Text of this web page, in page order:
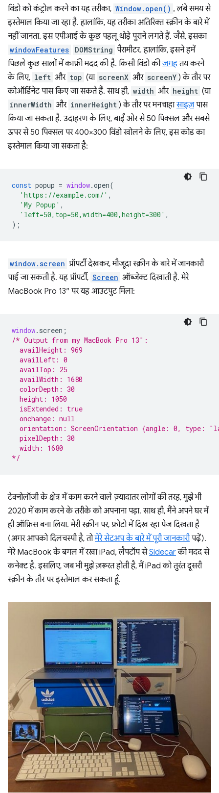
विंडो को कंट्रोल करने का यह तरीका, Window.open() , लंबे समय से
इस्तेमाल किया जा रहा है. हालांकि, यह तरीका अतिरिक्त स्क्रीन के बारे में
नहीं जानता. इस एपीआई के कुछ पहलू थोड़े पुराने लगते हैं. जैसे, इसका
windowFeatures DOMString पैरामीटर. हालांकि, इसने हमें
पिछले कुछ सालों में काफ़ी मदद की है. किसी विंडो कीजगहतय करने
के लिए, left और top (या screenX और screenY ) के तौर पर
कोऑर्डिनेट पास किए जा सकते हैं. साथ ही, width और height (या
innerWidth और innerHeight ) के तौर पर मनचाहासाइज़पास
किया जा सकता है. उदाहरण के लिए, बाईं ओर से 50 पिक्सल और सबसे
ऊपर से 50 पिक्सल पर 400×300 विंडो खोलने के लिए, इस कोड का
इस्तेमाल किया जा सकता है:
const popup = window.open(
'https://example.com/' ,
'My Popup' ,
'left=50,top=50,width=400,height=300' ,
);
window.screen प्रॉपर्टी देखकर, मौजूदा स्क्रीन के बारे में जानकारी
पाई जा सकती है. यह प्रॉपर्टी, Screen ऑब्जेक्ट दिखाती है. मेरे
MacBook Pro 13″ पर यह आउटपुट मिला:
window. screen ;
/* Output from my MacBook Pro 13″:
  availHeight: 969
  availLeft: 0
  availTop: 25
  availWidth: 1680
  colorDepth: 30
  height: 1050
  isExtended: true
  onchange: null
orientation: ScreenOrientation {angle: 0, type:
  pixelDepth: 30
  width: 1680
*/
टेक्नोलॉजी के क्षेत्र में काम करने वाले ज़्यादातर लोगों की तरह, मुझे भी
2020 में काम करने के तरीके को अपनाना पड़ा. साथ ही, मैंने अपने घर में
ही ऑफ़िस बना लिया. मेरी स्क्रीन पर, फ़ोटो में दिख रहा पेज दिखता है
(अगर आपको दिलचस्पी है, तोमेरे सेटअप के बारे में पूरी जानकारीपढ़ें).
मेरे MacBook के बगल में रखा iPad, लैपटॉप सेSidecarकी मदद से
कनेक्ट है. इसलिए, जब भी मुझे ज़रूरत होती है, मैं iPad को तुरंत दूसरी
स्क्रीन के तौर पर इस्तेमाल कर सकता हूँ.